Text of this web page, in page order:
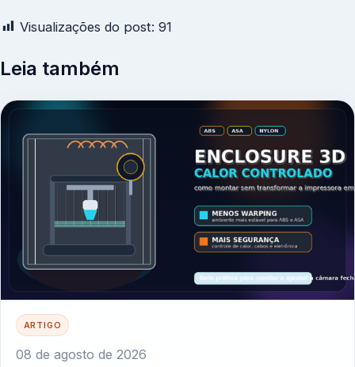
Visualizações do post: 91
Leia também
ARTIGO
08 de agosto de 2026